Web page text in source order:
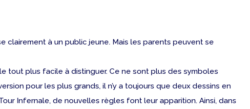
clairement à un public jeune. Mais les parents peuvent se
tout plus facile à distinguer. Ce ne sont plus des symboles
pour les plus grands, il n’y a toujours que deux dessins en
Infernale, de nouvelles règles font leur apparition. Ainsi, dans